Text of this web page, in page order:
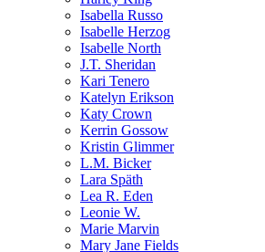
Isabella Russo
Isabelle Herzog
Isabelle North
J.T. Sheridan
Kari Tenero
Katelyn Erikson
Katy Crown
Kerrin Gossow
Kristin Glimmer
L.M. Bicker
Lara Späth
Lea R. Eden
Leonie W.
Marie Marvin
Mary Jane Fields